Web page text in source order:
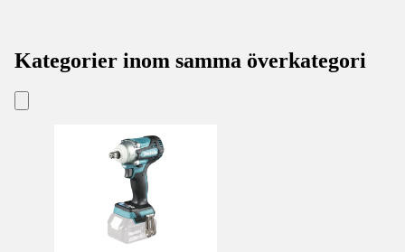
Kategorier inom samma överkategori